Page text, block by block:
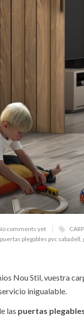
comments yet
puertas plegables pvc sabadell
Nou Stil, vuestra
inigualable.
las puertas